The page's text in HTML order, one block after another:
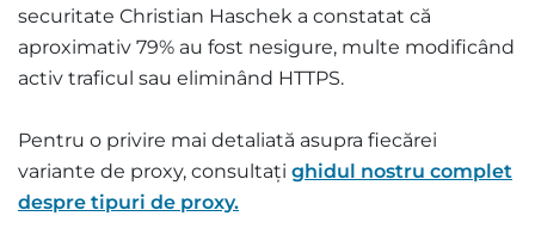
securitate Christian Haschek a constatat că
aproximativ 79% au fost nesigure, multe modificând
activ traficul sau eliminând HTTPS.
Pentru o privire mai detaliată asupra fiecărei
variante de proxy, consultați ghidul nostru complet
despre tipuri de proxy.